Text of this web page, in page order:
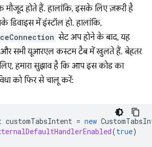
मौजूद होते हैं. हालांकि, इसके लिए ज़रूरी है
में इंस्टॉल हो. हालांकि,
सेट अप होने के बाद, यह
और सभी यूआरएल कस्टम टैब में खुलते हैं. बेहतर
हमारा सुझाव है कि आप इस कोड का
को फिर से चालू करें:
customTabsIntent = new
(true)